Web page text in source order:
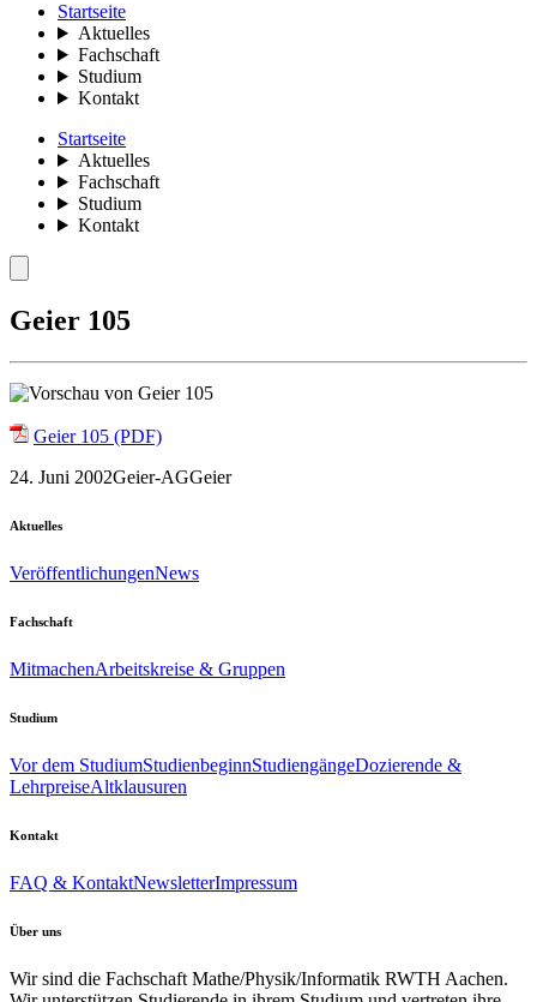
Startseite
Aktuelles
Fachschaft
Studium
Kontakt
Startseite
Aktuelles
Fachschaft
Studium
Kontakt
Geier 105
Geier 105 (PDF)
24. Juni 2002Geier-AGGeier
Aktuelles
VeröffentlichungenNews
Fachschaft
MitmachenArbeitskreise & Gruppen
Studium
Vor dem StudiumStudienbeginnStudiengängeDozierende &
LehrpreiseAltklausuren
Kontakt
FAQ & KontaktNewsletterImpressum
Über uns
Wir sind die Fachschaft Mathe/Physik/Informatik RWTH Aachen.